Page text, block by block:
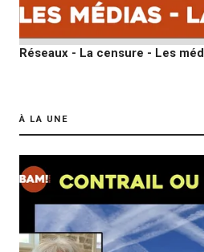
Réseaux - La censure - Les
À LA UNE